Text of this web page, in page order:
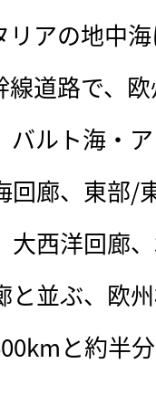
リアの地中
道路で、
バルト海・
回廊、東部/
大西洋回廊
と並ぶ、欧
と約半